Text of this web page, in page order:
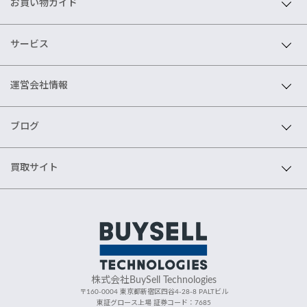
お買い物ガイド
サービス
運営会社情報
ブログ
買取サイト
株式会社BuySell Technologies
〒160-0004 東京都新宿区四谷4-28-8 PALTビル
東証グロース上場 証券コード：7685